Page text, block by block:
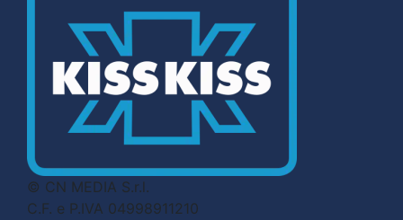
© CN MEDIA S.r.l.
C.F. e P.IVA 04998911210